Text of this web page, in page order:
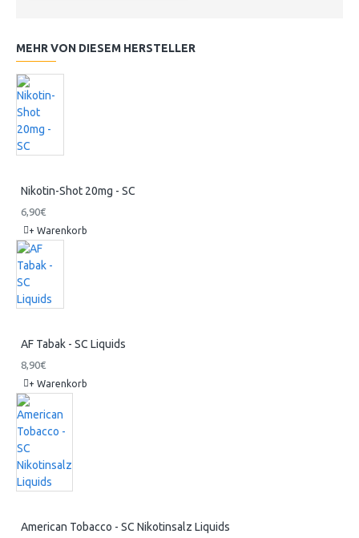
MEHR VON DIESEM HERSTELLER
Nikotin-Shot 20mg - SC
6,90€
+ Warenkorb
AF Tabak - SC Liquids
8,90€
+ Warenkorb
American Tobacco - SC Nikotinsalz Liquids